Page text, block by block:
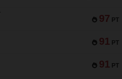
97 PT
91 PT
91 PT